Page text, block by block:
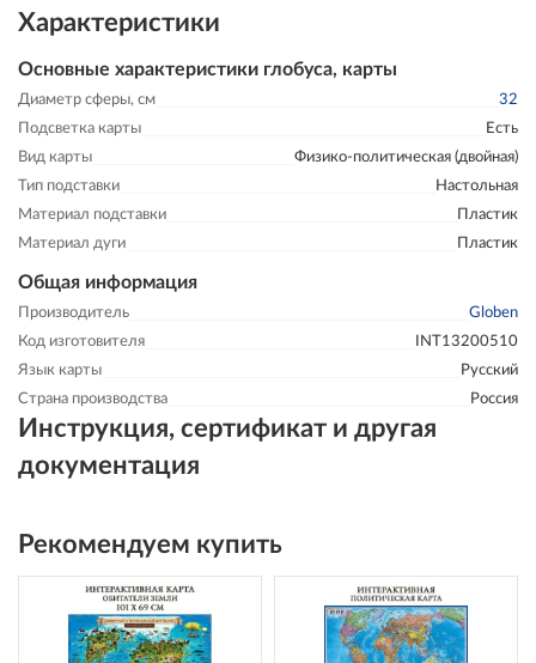
Характеристики
Основные характеристики глобуса, карты
Диаметр сферы, см
32
Подсветка карты
Есть
Вид карты
Физико-политическая (двойная)
Тип подставки
Настольная
Материал подставки
Пластик
Материал дуги
Пластик
Общая информация
Производитель
Globen
Код изготовителя
INT13200510
Язык карты
Русский
Страна производства
Россия
Инструкция, сертификат и другая
документация
Рекомендуем купить